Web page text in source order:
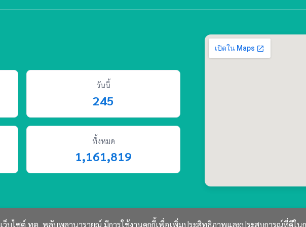
วันนี้
245
ทั้งหมด
1,161,819
เว็บไซต์ ทต. พลับพลานารายณ์ มีการใช้งานคุกกี้เพื่อเพิ่มประสิทธิภาพและประสบการณ์ที่ดีใน